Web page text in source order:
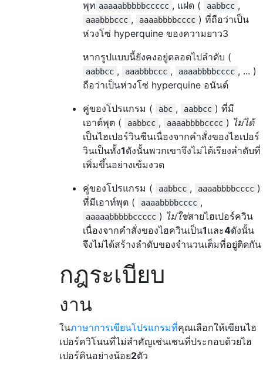
พุท aaaaabbbbbccccc , แฝด ( aabbcc ,
aaabbbccc , aaaabbbbcccc ) ที่ถือว่าเป็น
ห่วงโซ่ hyperquine ของความยาว3
หากรูปแบบนี้ยังคงอยู่ตลอดไปลำดับ (
aabbcc , aaabbbccc , aaaabbbbcccc , ... )
ถือว่าเป็นห่วงโซ่ hyperquine อนันต์
คู่ของโปรแกรม (
abc , aabbcc ) ที่มี
เอาต์พุต (
aabbcc , aaaabbbbcccc ) ไม่ได้
เป็นไฮเปอร์วินซีนเนื่องจากคำสั่งของไฮเปอร์
วินเป็นทั้ง1ดังนั้นพวกเขาจึงไม่ได้เรียงลำดับที่
เพิ่มขึ้นอย่างเข้มงวด
คู่ของโปรแกรม (
aabbcc , aaaabbbbcccc )
ที่มีเอาท์พุต (
aaaabbbbcccc ,
aaaaabbbbbccccc ) ไม่ใช่สายไฮเปอร์ควิน
เนื่องจากคำสั่งของไฮควินเป็น1และ4ดังนั้น
จึงไม่ได้สร้างลำดับของจำนวนเต็มที่อยู่ติดกัน
กฎระเบียบ
งาน
ในภาษาการเขียนโปรแกรมที่คุณเลือกให้เขียนไฮ
เปอร์ควิโนนที่ไม่สำคัญเช่นเชนที่ประกอบด้วยไฮ
เปอร์คินอย่างน้อย2ตัว